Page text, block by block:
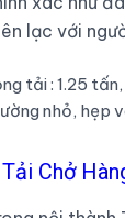
lạc với
tải : 1.25
nhỏ, hẹp
Chở